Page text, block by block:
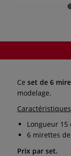
Ce set de 6
modelage.
Longueur 15
6 mirettes
Prix par set.